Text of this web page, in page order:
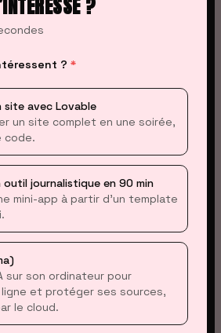
{
'_blank';
= 'URL invalide';
= '#999';
document.createElement('small');
= 'Le: ' + quote.date;
?
? *
site avec Lovable
un site complet en une soirée,
code.
journalistique en 90 min
mini-app à partir d’un template
sur son ordinateur pour
et protéger ses sources,
le cloud.